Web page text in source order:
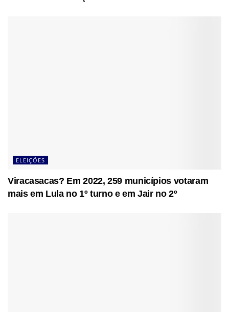
ELEIÇÕES
Viracasacas? Em 2022, 259 municípios votaram
mais em Lula no 1º turno e em Jair no 2º